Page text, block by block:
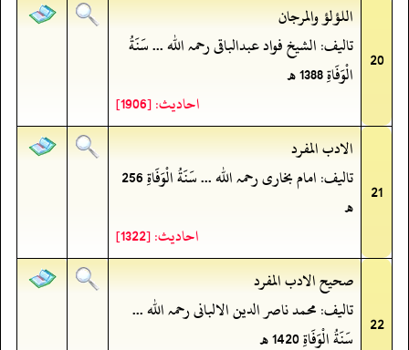
20
اللؤلؤ والمرجان
تالیف: الشیخ فواد عبدالباقی رحمہ اللہ ... سَنَةُ
الْوَفَاةِ 1388 ھ
احادیث: [1906]
21
الادب المفرد
تالیف: امام بخاری رحمہ اللہ ... سَنَةُ الْوَفَاةِ 256
ھ
احادیث: [1322]
22
صحيح الادب المفرد
تالیف: محمد ناصر الدین الالبانی رحمہ اللہ ...
سَنَةُ الْوَفَاةِ 1420 ھ